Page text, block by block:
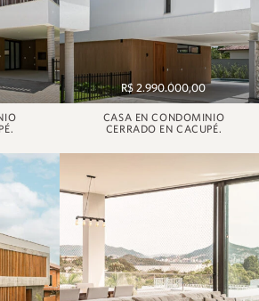
R$ 2.990.000,00
CASA EN CONDOMINIO
CERRADO EN CACUPÉ.